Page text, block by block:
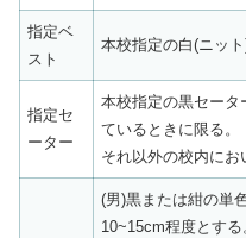
指定ベ
スト
本校指定の白(ニッ
指定セ
ーター
本校指定の黒セータ
ているときに限る。
それ以外の校内にお
(男)黒または紺の単
10~15cm程度とする